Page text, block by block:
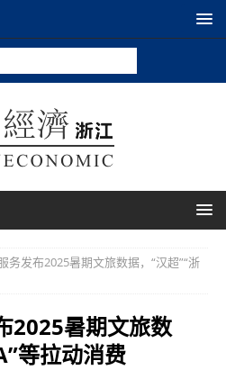
务发布2025暑期文旅数据，“汉超”“浙
2025暑期文旅数
等拉动消费